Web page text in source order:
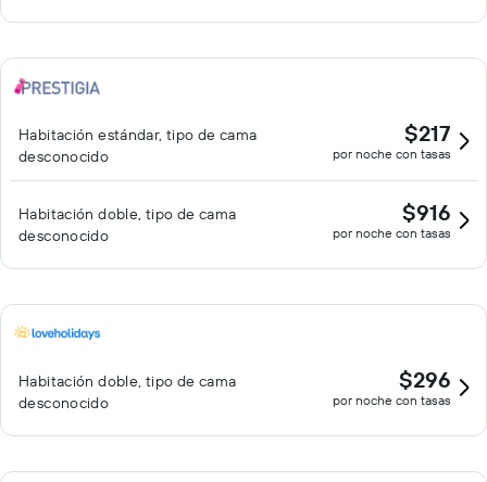
Habitación estándar, tipo de cama
desconocido
$217
por noche con tasas
Habitación doble, tipo de cama
desconocido
$916
por noche con tasas
Habitación doble, tipo de cama
desconocido
$296
por noche con tasas